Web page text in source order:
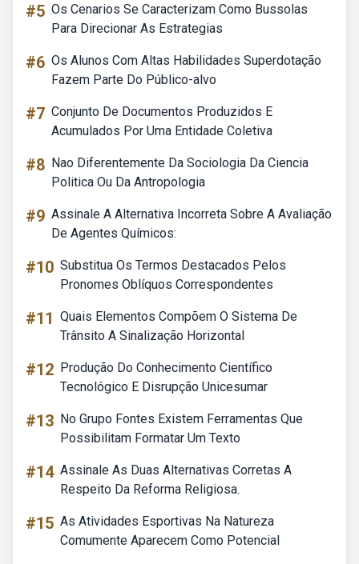
#5 Os Cenarios Se Caracterizam Como Bussolas
Para Direcionar As Estrategias
#6 Os Alunos Com Altas Habilidades Superdotação
Fazem Parte Do Público-alvo
#7 Conjunto De Documentos Produzidos E
Acumulados Por Uma Entidade Coletiva
#8 Nao Diferentemente Da Sociologia Da Ciencia
Politica Ou Da Antropologia
#9 Assinale A Alternativa Incorreta Sobre A Avaliação
De Agentes Químicos:
#10 Substitua Os Termos Destacados Pelos
Pronomes Oblíquos Correspondentes
#11 Quais Elementos Compõem O Sistema De
Trânsito A Sinalização Horizontal
#12 Produção Do Conhecimento Científico
Tecnológico E Disrupção Unicesumar
#13 No Grupo Fontes Existem Ferramentas Que
Possibilitam Formatar Um Texto
#14 Assinale As Duas Alternativas Corretas A
Respeito Da Reforma Religiosa.
#15 As Atividades Esportivas Na Natureza
Comumente Aparecem Como Potencial